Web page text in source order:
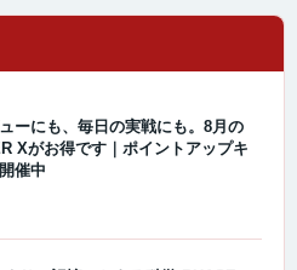
ーにも、毎日の実戦にも。8月の
Xがお得です｜ポイントアップキ
催中